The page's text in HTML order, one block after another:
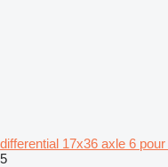
differential 17x36 axle 6
5